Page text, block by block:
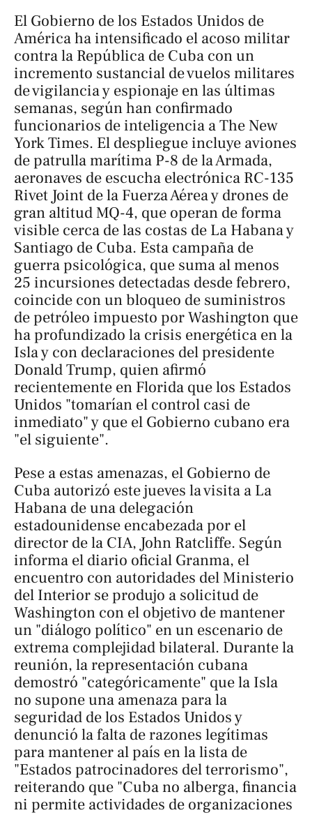
El Gobierno de los Estados Unidos de
América ha intensificado el acoso militar
contra la República de Cuba con un
incremento sustancial de vuelos militares
de vigilancia y espionaje en las últimas
semanas, según han confirmado
funcionarios de inteligencia aThe New
York Times. El despliegue incluye aviones
de patrulla marítima P-8 de la Armada,
aeronaves de escucha electrónica RC-135
Rivet Joint de la Fuerza Aérea y drones de
gran altitud MQ-4, que operan de forma
visible cerca de las costas de La Habana y
Santiago de Cuba. Esta campaña de
guerra psicológica, que suma al menos
25 incursiones detectadas desde febrero,
coincide con un bloqueo de suministros
de petróleo impuesto por Washington que
ha profundizado la crisis energética en la
Isla y con declaraciones del presidente
Donald Trump, quien afirmó
recientemente en Florida que los Estados
Unidos "tomarían el control casi de
inmediato" y que el Gobierno cubano era
"el siguiente".
Pese a estas amenazas, el Gobierno de
Cuba autorizó este jueves la visita a La
Habana de una delegación
estadounidense encabezada por el
director de la CIA, John Ratcliffe. Según
informa el diario oficial Granma, el
encuentro con autoridades del Ministerio
del Interior se produjo a solicitud de
Washington con el objetivo de mantener
un "diálogo político" en un escenario de
extrema complejidad bilateral. Durante la
reunión, la representación cubana
demostró "categóricamente" que la Isla
no supone una amenaza para la
seguridad de los Estados Unidos y
denunció la falta de razones legítimas
para mantener al país en la lista de
"Estados patrocinadores del terrorismo",
reiterando que "Cuba no alberga, financia
ni permite actividades de organizaciones